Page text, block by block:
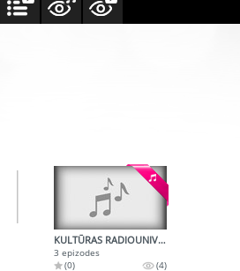
KULTŪRAS RADIOUNIVERSITĀTE
3 epizodes
(0)
(4)